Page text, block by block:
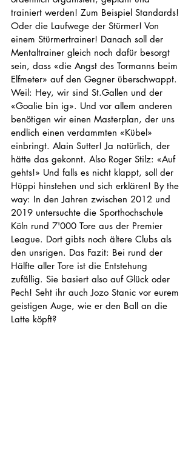
trainiert werden! Zum Beispiel Standards!
Oder die Laufwege der Stürmer! Von
einem Stürmertrainer! Danach soll der
Mentaltrainer gleich noch dafür besorgt
sein, dass «die Angst des Tormanns beim
Elfmeter» auf den Gegner überschwappt.
Weil: Hey, wir sind St.Gallen und der
«Goalie bin ig». Und vor allem anderen
benötigen wir einen Masterplan, der uns
endlich einen verdammten «Kübel»
einbringt. Alain Sutter! Ja natürlich, der
hätte das gekonnt. Also Roger Stilz: «Auf
gehts!» Und falls es nicht klappt, soll der
Hüppi hinstehen und sich erklären! By the
way: In den Jahren zwischen 2012 und
2019 untersuchte die Sporthochschule
Köln rund 7'000 Tore aus der Premier
League. Dort gibts noch ältere Clubs als
den unsrigen. Das Fazit: Bei rund der
Hälfte aller Tore ist die Entstehung
zufällig. Sie basiert also auf Glück oder
Pech! Seht ihr auch Jozo Stanic vor eurem
geistigen Auge, wie er den Ball an die
Latte köpft?